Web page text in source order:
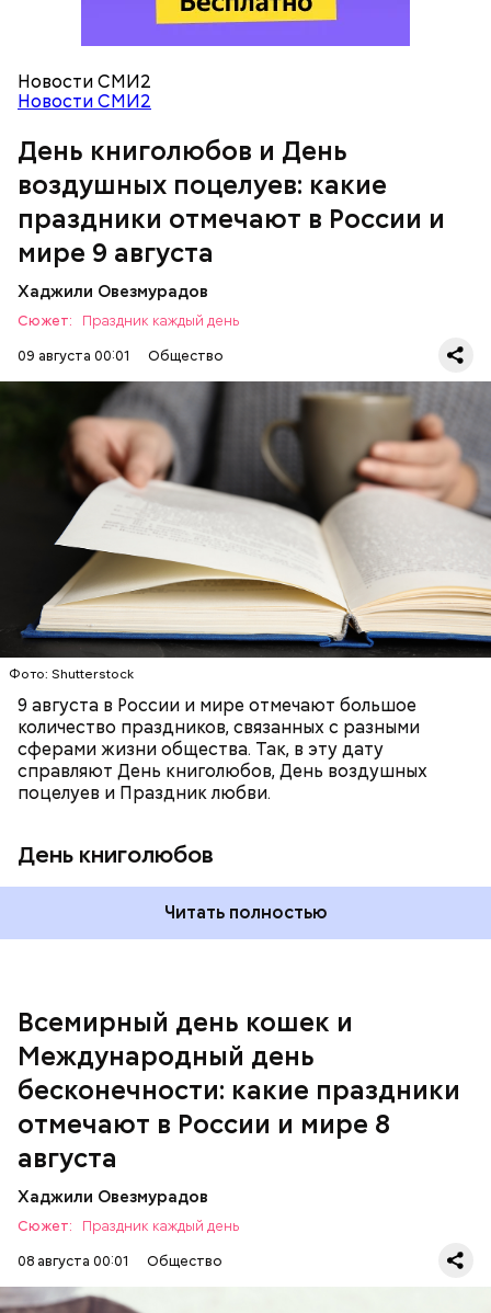
Новости СМИ2
Новости СМИ2
День книголюбов и День
воздушных поцелуев: какие
праздники отмечают в России и
мире 9 августа
Хаджили Овезмурадов
Сюжет:
Праздник каждый день
09 августа 00:01
Общество
Фото: Shutterstock
9 августа в России и мире отмечают большое
количество праздников, связанных с разными
сферами жизни общества. Так, в эту дату
справляют День книголюбов, День воздушных
поцелуев и Праздник любви.
День книголюбов
В День книголюбов проходят книжные ярмарки,
выставки и распродажи. В библиотеках
организуются поэтические вечера и групповые
чтения, а писатели презентуют свои новые работы.
Отметить эту дату можно и самостоятельно,
перечитав свою любимую книгу или купив новую.
День воздушных поцелуев
Читать полностью
ПРАЗДНИКИ КНИГИ
ИЗРАИЛЬ
ТРАДИЦИИ
Всемирный день кошек и
Международный день
бесконечности: какие праздники
отмечают в России и мире 8
августа
Хаджили Овезмурадов
Сюжет:
Праздник каждый день
08 августа 00:01
Общество
Международный день бесконечности
Международный день бесконечности придумал
американский философ Жан-Пьер Ади Феньо в
1987 году. Так как цифра восемь похожа на знак
бесконечности, то и дата была выбрана «08.08». В
этот праздник организуются тематические лекции
по математике и философии, а также проводят
выставки на тему бесконечности.
День «Счастье случается»